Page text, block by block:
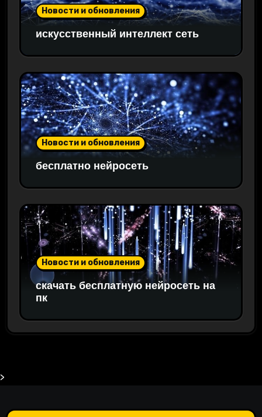
Новости и обновления
искусственный интеллект сеть
Новости и обновления
бесплатно нейросеть
Новости и обновления
скачать бесплатную нейросеть на
пк
>